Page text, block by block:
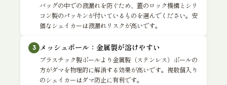
バッグの中での液漏れを防ぐため、蓋のロック機構とシリ
コン製のパッキンが付いているものを選んでください。安
価なシェイカーは液漏れリスクが高いです。
3 メッシュボール：金属製が溶けやすい
プラスチック製ボールより金属製（ステンレス）ボールの
方がダマを物理的に解消する効果が高いです。複数個入り
のシェイカーはダマ防止に有利です。